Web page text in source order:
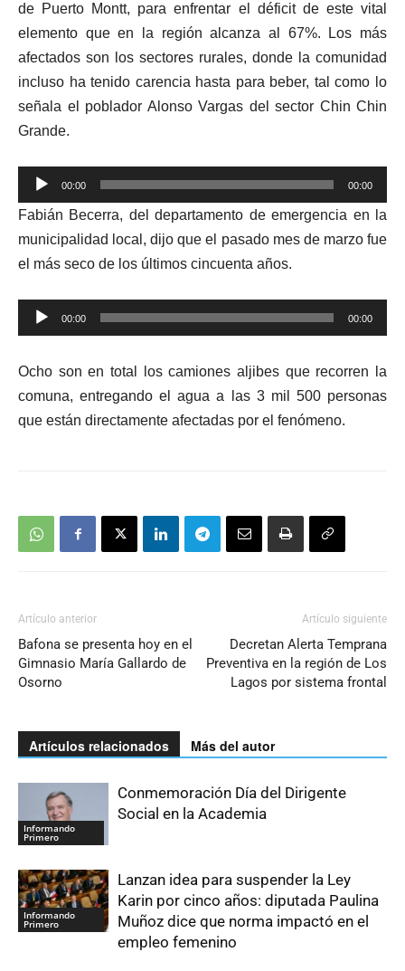
de Puerto Montt, para enfrentar el déficit de este vital
elemento que en la región alcanza al 67%. Los más
afectados son los sectores rurales, donde la comunidad
incluso ha tenido carencia hasta para beber, tal como lo
señala el poblador Alonso Vargas del sector Chin Chin
Grande.
Reproductor
de
audio
00:00 00:00
Fabián Becerra, del departamento de emergencia en la
municipalidad local, dijo que el pasado mes de marzo fue
el más seco de los últimos cincuenta años.
Reproductor
de
00:00 00:00
Ocho son en total los camiones aljibes que recorren la
comuna, entregando el agua a las 3 mil 500 personas
que están directamente afectadas por el fenómeno.
Artículo anterior
Bafona se presenta hoy en el
Gimnasio María Gallardo de
Osorno
Artículo siguiente
Decretan Alerta Temprana
Preventiva en la región de Los
Lagos por sistema frontal
Artículos relacionados Más del autor
Informando
Primero
Conmemoración Día del Dirigente
Social en la Academia
Informando
Primero
Lanzan idea para suspender la Ley
Karin por cinco años: diputada Paulina
Muñoz dice que norma impactó en el
empleo femenino